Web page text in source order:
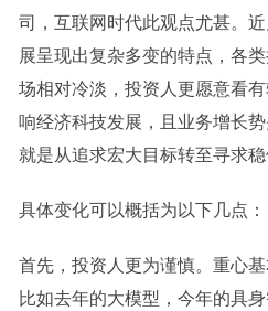
司，互联网时代此观点尤甚。
展呈现出复杂多变的特点，各
场相对冷淡，投资人更愿意看
响经济科技发展，且业务增长
就是从追求宏大目标转至寻求稳
具体变化可以概括为以下几点：
首先，投资人更为谨慎。重心
比如去年的大模型，今年的具